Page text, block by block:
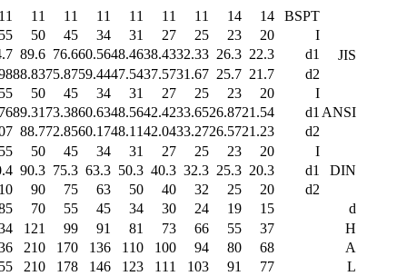
BSPT
14
14
11
11
11
11
11
11
JIS
I
20
23
25
27
31
34
45
50
d1
22.3
26.3
32.33
38.43
48.46
60.56
76.6
89.6
d2
21.7
25.7
31.67
37.57
47.54
59.44
75.87
88.83
ANSI
I
20
23
25
27
31
34
45
50
d1
21.54
26.87
33.65
42.42
48.56
60.63
73.38
89.31
d2
21.23
26.57
33.27
42.04
48.11
60.17
72.85
88.7
DIN
I
20
23
25
27
31
34
45
50
d1
20.3
25.3
32.3
40.3
50.3
63.3
75.3
90.3
d2
20
25
32
40
50
63
75
90
d
15
19
24
30
34
45
55
70
H
37
55
66
73
81
91
99
121
A
68
80
94
100
110
136
170
210
L
77
91
103
111
123
146
178
210